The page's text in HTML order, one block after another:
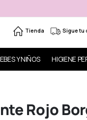
Tienda Sigue tu
Y NIÑOS HIGIENE
Rojo